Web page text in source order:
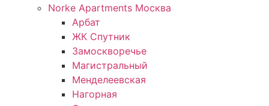
Norke Apartments Москва
Арбат
ЖК Спутник
Замоскворечье
Магистральный
Менделеевская
Нагорная